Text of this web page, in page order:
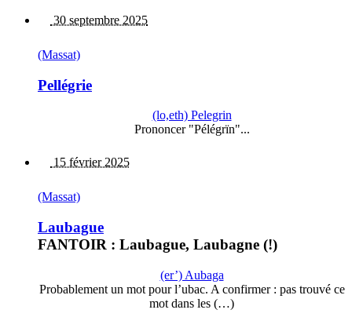
30 septembre 2025
(Massat)
Pellégrie
(lo,eth) Pelegrin
Prononcer "Pélégrïn"...
15 février 2025
(Massat)
Laubague
FANTOIR : Laubague, Laubagne (!)
(er’) Aubaga
Probablement un mot pour l’ubac. A confirmer : pas trouvé ce
mot dans les (…)